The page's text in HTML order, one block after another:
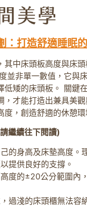
：打造舒適睡眠
其中床頭板高度與床
並非單一數值，它與
低矮的床頭板。 關鍵
，才能打造出兼具美
，創造舒適的休憩環
繼續往下閱讀)
的身高及床墊高度
提供良好的支撐。
度的±20公分範圍內
過淺的床頭櫃無法